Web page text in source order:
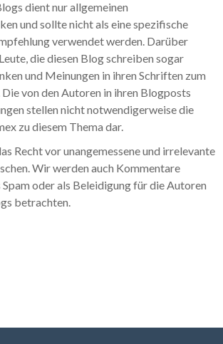
dient nur allgemeinen
und sollte nicht als eine spezifische
verwendet werden. Darüber
die diesen Blog schreiben sogar
und Meinungen in ihren Schriften zum
von den Autoren in ihren Blogposts
stellen nicht notwendigerweise die
zu diesem Thema dar.
Recht vor unangemessene und irrelevante
Wir werden auch Kommentare
Spam oder als Beleidigung für die Autoren
betrachten.